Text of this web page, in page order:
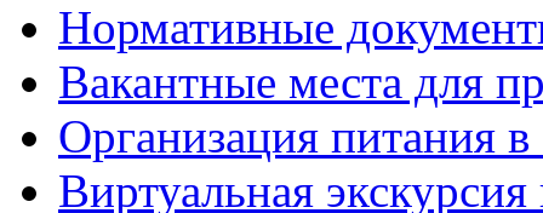
Нормативные
Вакантные места для
Организация питания в
Виртуальная